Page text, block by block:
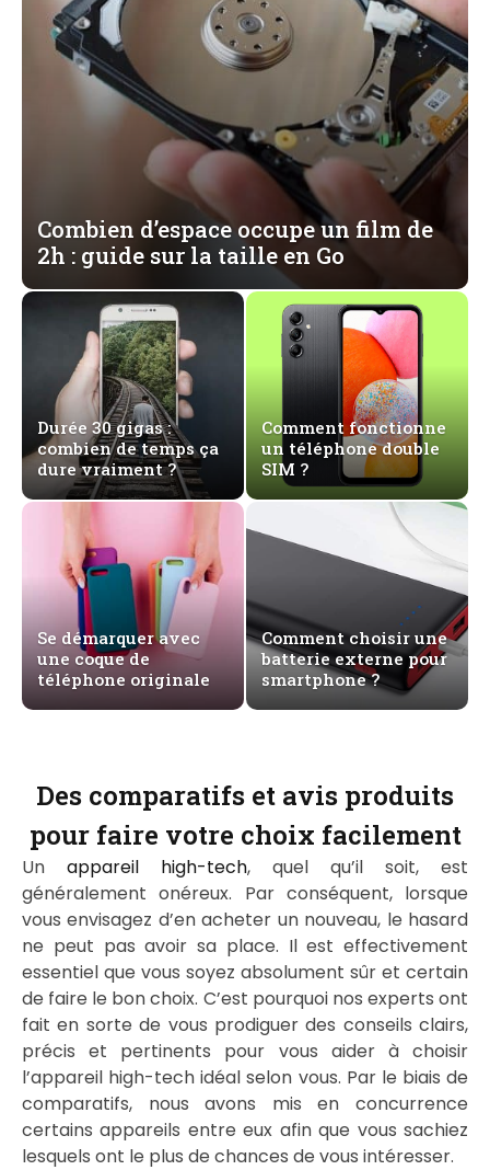
Combien d’espace occupe un film de
2h : guide sur la taille en Go
Durée 30 gigas :
combien de temps ça
dure vraiment ?
Comment fonctionne
un téléphone double
SIM ?
Se démarquer avec
une coque de
téléphone originale
Comment choisir une
batterie externe pour
smartphone ?
Des comparatifs et avis produits
pour faire votre choix facilement
Un appareil high-tech, quel qu’il soit, est
généralement onéreux. Par conséquent, lorsque
vous envisagez d’en acheter un nouveau, le hasard
ne peut pas avoir sa place. Il est effectivement
essentiel que vous soyez absolument sûr et certain
de faire le bon choix. C’est pourquoi nos experts ont
fait en sorte de vous prodiguer des conseils clairs,
précis et pertinents pour vous aider à choisir
l’appareil high-tech idéal selon vous. Par le biais de
comparatifs, nous avons mis en concurrence
certains appareils entre eux afin que vous sachiez
lesquels ont le plus de chances de vous intéresser.